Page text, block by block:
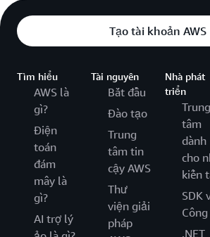
Tạo tài khoản AWS
Tìm hiểu
AWS là
gì?
Điện
toán
đám
mây là
gì?
AI trợ lý
Tài nguyên
Bắt đầu
Đào tạo
Trung
tâm tin
cậy AWS
Thư
viện giải
pháp
Nhà phát
triển
Trung
tâm
dành
cho
kiến
SDK
Công
.NET